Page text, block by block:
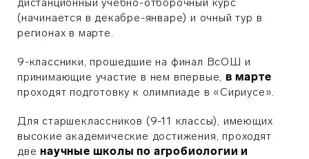
(начинается в декабре-январе) и очный тур в
регионах в марте.
9-классники, прошедшие на финал ВсОШ и
принимающие участие в нем впервые, в марте
проходят подготовку к олимпиаде в «Сириусе».
Для старшеклассников (9-11 классы), имеющих
высокие академические достижения, проходят
двенаучные школы по агробиологии и